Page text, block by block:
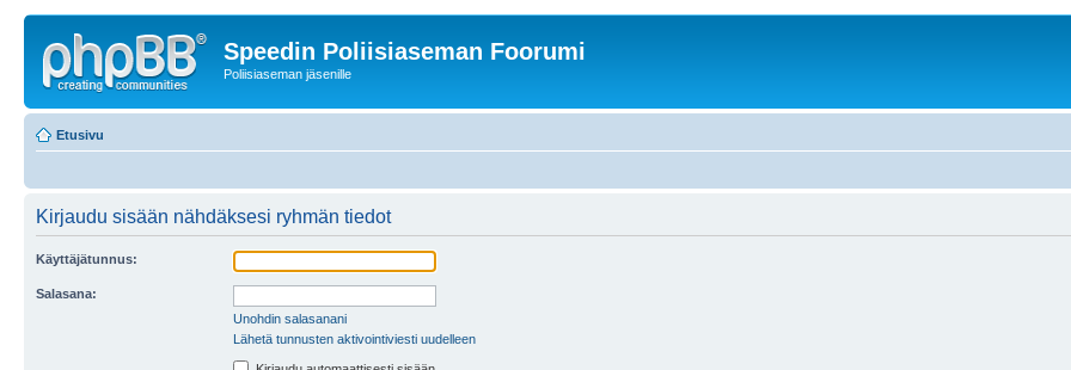
Speedin Poliisiaseman Foorumi
Poliisiaseman jäsenille
Etusivu
Kirjaudu sisään nähdäksesi ryhmän tiedot
Käyttäjätunnus:
Salasana:
Unohdin salasanani
Lähetä tunnusten aktivointiviesti uudelleen